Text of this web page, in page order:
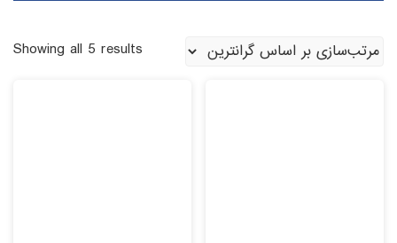
Showing all 5 results